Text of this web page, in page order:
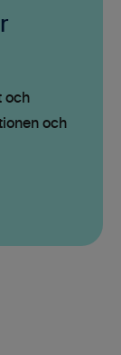
och
och